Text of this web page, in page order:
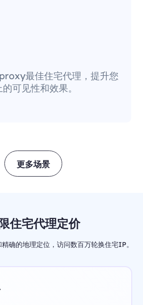
最佳住宅代理，提升您
可见性和效果。
更多场景
住宅代理定价
确的地理定位，访问数百万轮换住宅IP。